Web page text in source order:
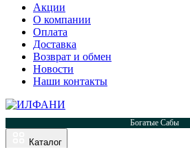
Акции
О компании
Оплата
Доставка
Возврат и обмен
Новости
Наши контакты
Богатые Сабы
Каталог